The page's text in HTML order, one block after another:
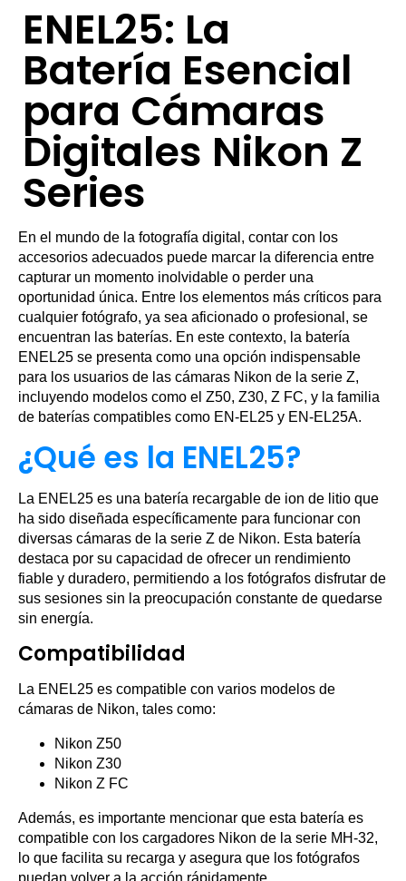
ENEL25: La
Batería Esencial
para Cámaras
Digitales Nikon Z
Series
En el mundo de la fotografía digital, contar con los
accesorios adecuados puede marcar la diferencia entre
capturar un momento inolvidable o perder una
oportunidad única. Entre los elementos más críticos para
cualquier fotógrafo, ya sea aficionado o profesional, se
encuentran las baterías. En este contexto, la batería
ENEL25 se presenta como una opción indispensable
para los usuarios de las cámaras Nikon de la serie Z,
incluyendo modelos como el Z50, Z30, Z FC, y la familia
de baterías compatibles como EN-EL25 y EN-EL25A.
¿Qué es la ENEL25?
La ENEL25 es una batería recargable de ion de litio que
ha sido diseñada específicamente para funcionar con
diversas cámaras de la serie Z de Nikon. Esta batería
destaca por su capacidad de ofrecer un rendimiento
fiable y duradero, permitiendo a los fotógrafos disfrutar de
sus sesiones sin la preocupación constante de quedarse
sin energía.
Compatibilidad
La ENEL25 es compatible con varios modelos de
cámaras de Nikon, tales como:
Nikon Z50
Nikon Z30
Nikon Z FC
Además, es importante mencionar que esta batería es
compatible con los cargadores Nikon de la serie MH-32,
lo que facilita su recarga y asegura que los fotógrafos
puedan volver a la acción rápidamente.